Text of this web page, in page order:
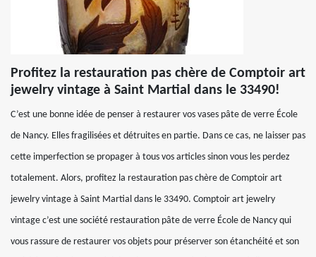
Profitez la restauration pas chère de Comptoir art
jewelry vintage à Saint Martial dans le 33490!
C’est une bonne idée de penser à restaurer vos vases pâte de verre École
de Nancy. Elles fragilisées et détruites en partie. Dans ce cas, ne laisser pas
cette imperfection se propager à tous vos articles sinon vous les perdez
totalement. Alors, profitez la restauration pas chère de Comptoir art
jewelry vintage à Saint Martial dans le 33490. Comptoir art jewelry
vintage c’est une société restauration pâte de verre École de Nancy qui
vous rassure de restaurer vos objets pour préserver son étanchéité et son